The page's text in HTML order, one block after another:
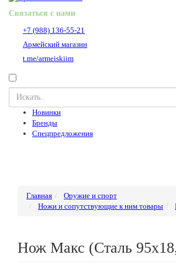
Связаться с нами
+7 (988) 136-55-21
Армейский магазин
t.me/armeiskiim
Новинки
Бренды
Спецпредложения
Главная
Оружие и спорт
Ножи и сопутствующие к ним товары
Нож Макс (Сталь